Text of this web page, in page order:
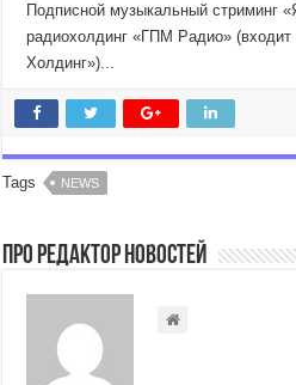
Подписной музыкальный стриминг
радиохолдинг «ГПМ Радио»
Холдинг»)...
Tags NEWS
Про Редактор Новостей